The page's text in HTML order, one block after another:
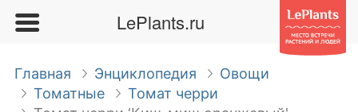
LePlants.ru
Главная Энциклопедия
Овощи
Томатные
Томат черри